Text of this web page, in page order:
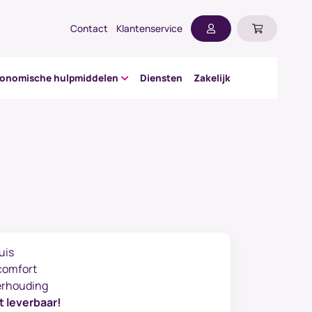
Contact Klantenservice
hulpmiddelen Diensten Zakelijk
leverbaar!